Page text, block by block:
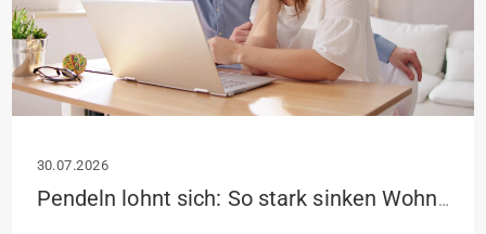
30.07.2026
Pendeln lohnt sich: So stark sinken Wohnungspreise im Umland